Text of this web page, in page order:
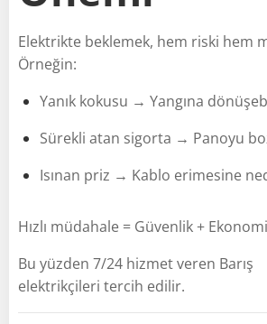
Elektrikte beklemek, hem riski hem
Örneğin:
Yanık kokusu → Yangına
Sürekli atan sigorta → Panoyu
Isınan priz → Kablo erimesine
Hızlı müdahale = Güvenlik + Ekonomi
Bu yüzden 7/24 hizmet veren Barış
elektrikçileri tercih edilir.